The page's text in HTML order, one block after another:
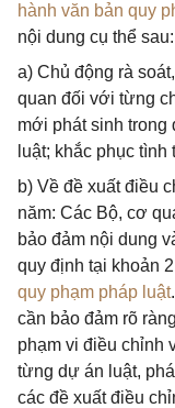
hành văn bản quy
nội dung cụ thể sau:
a) Chủ động rà
quan đối với từng
mới phát sinh trong
luật; khắc phục
b) Về đề xuất điều
năm: Các Bộ, cơ
bảo đảm nội dung
quy định tại khoản
quy phạm pháp luật
cần bảo đảm rõ
phạm vi điều chỉnh
từng dự án luật,
các đề xuất điều